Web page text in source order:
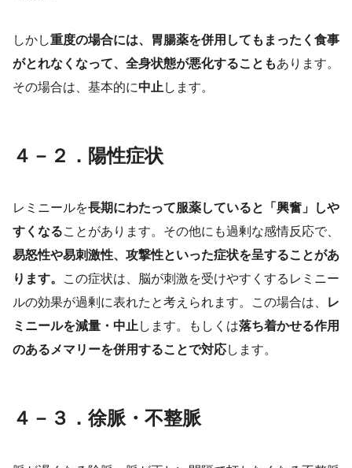
しかし重度の場合には、胃腸薬を併用してもまったく食事
がとれなくなって、全身状態が悪化することもあります。
その場合は、基本的に中止 します。
４－２．陽性症状
レミニールを長期にわたって服薬していると「興奮」しや
すくなることがあります。その他にも過剰な感情反応で、
易怒性や易刺激性、攻撃性といった症状を呈することがあ
ります。
この症状は、脳が刺激を受けやすくするレミニー
ルの効果が過剰に表れたと考えられます。この場合は、
レ
ミニールを減量・中止 します。もしくは落ち着かせる作用
のあるメマリーを併用することで対応します。
４－３．徐脈・不整脈